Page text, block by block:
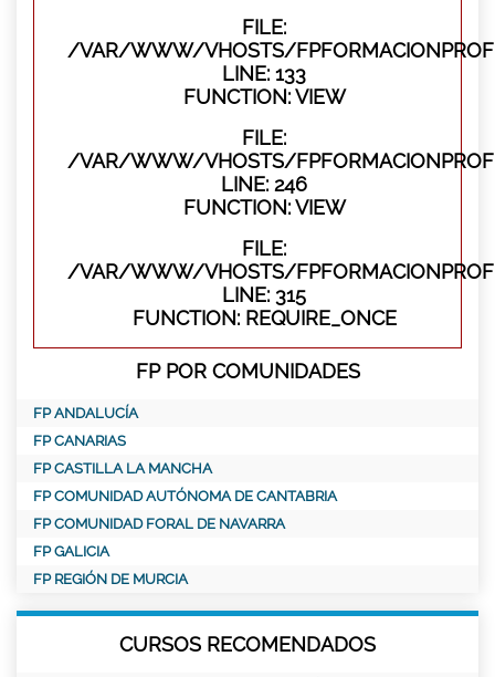
FILE:
/VAR/WWW/VHOSTS/
LINE: 133
FUNCTION: VIEW
FILE:
/VAR/WWW/VHOSTS/
LINE: 246
FUNCTION: VIEW
FILE:
/VAR/WWW/VHOSTS/
LINE: 315
FUNCTION: REQUIRE_ONCE
FP POR COMUNIDADES
FP ANDALUCÍA
FP CANARIAS
FP CASTILLA LA MANCHA
FP COMUNIDAD AUTÓNOMA DE CANTABRIA
FP COMUNIDAD FORAL DE NAVARRA
FP GALICIA
FP REGIÓN DE MURCIA
CURSOS RECOMENDADOS